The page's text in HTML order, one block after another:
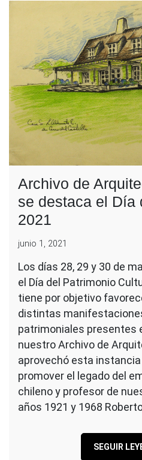
Archivo de
se destaca el Día
2021
junio 1, 2021
Los días 28, 29 y 30 de
el Día del Patrimonio
tiene por objetivo
distintas
patrimoniales presentes
nuestro Archivo de
aprovechó esta
promover el legado del
chileno y profesor de
años 1921 y 1968
SEGUIR